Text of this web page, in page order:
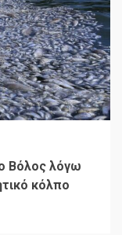
Βόλος λόγω
κόλπο